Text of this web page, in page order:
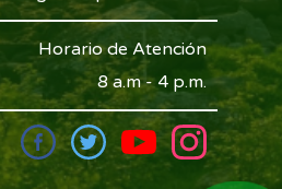
Horario de Atención
8 a.m - 4 p.m.